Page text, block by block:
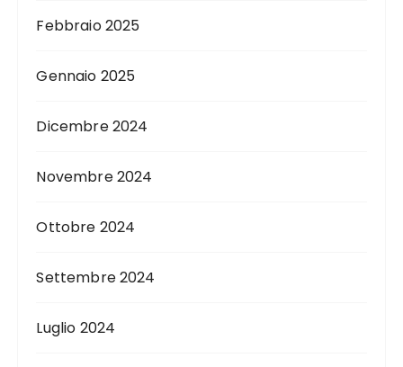
Febbraio 2025
Gennaio 2025
Dicembre 2024
Novembre 2024
Ottobre 2024
Settembre 2024
Luglio 2024